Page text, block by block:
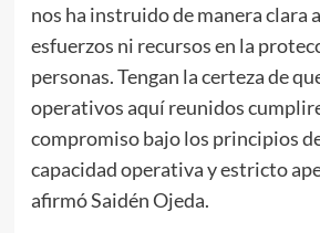
nos ha instruido de manera clara
esfuerzos ni recursos en la
personas. Tengan la certeza de
operativos aquí reunidos
compromiso bajo los principios
capacidad operativa y estricto
afirmó Saidén Ojeda.